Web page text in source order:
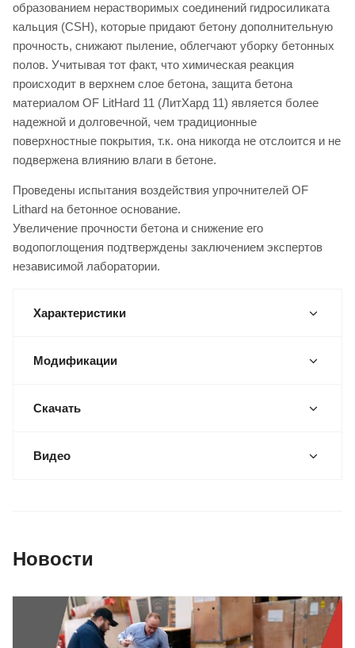
образованием нерастворимых соединений гидросиликата
кальция (CSH), которые придают бетону дополнительную
прочность, снижают пыление, облегчают уборку бетонных
полов. Учитывая тот факт, что химическая реакция
происходит в верхнем слое бетона, защита бетона
материалом OF LitHard 11 (ЛитХард 11) является более
надежной и долговечной, чем традиционные
поверхностные покрытия, т.к. она никогда не отслоится и не
подвержена влиянию влаги в бетоне.
Проведены испытания воздействия упрочнителей OF
Lithard на бетонное основание.
Увеличение прочности бетона и снижение его
водопоглощения подтверждены заключением экспертов
независимой лаборатории.
Характеристики
Модификации
Скачать
Видео
Новости